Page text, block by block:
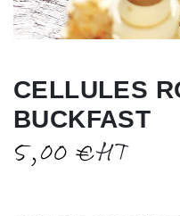
CELLULES
BUCKFAST
5,00 €HT